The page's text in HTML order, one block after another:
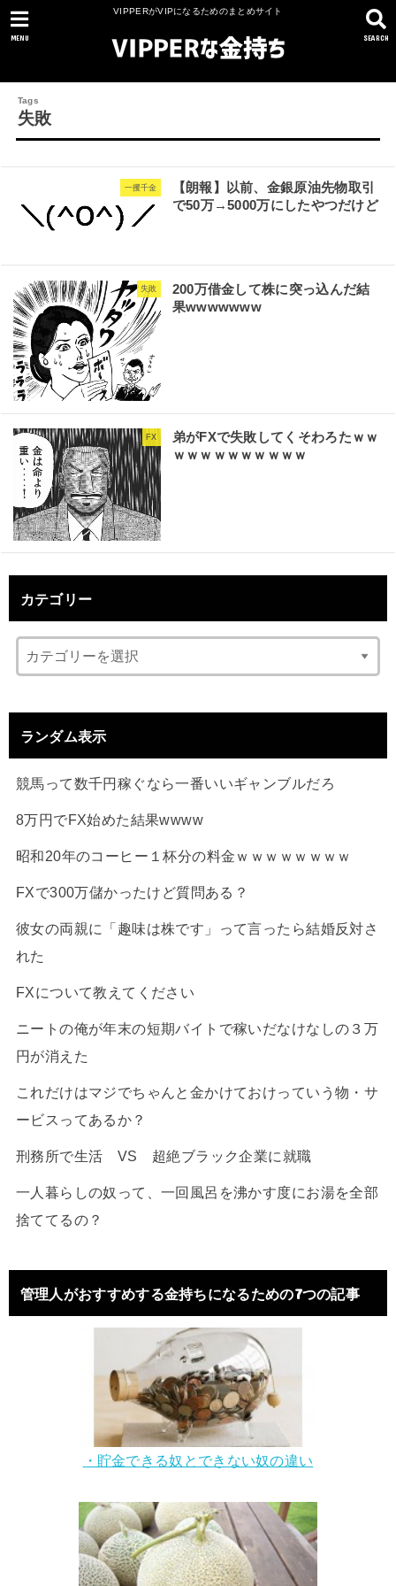
VIPPERがVIPになるためのまとめサイト
SEARCH
MENU
失敗
一攫千金
【朗報】以前、金銀原油先物取引
で50万→5000万にしたやつだけど
失敗
200万借金して株に突っ込んだ結
果wwwwwww
FX
弟がFXで失敗してくそわろたｗｗ
ｗｗｗｗｗｗｗｗｗｗ
カテゴリー
ランダム表示
競馬って数千円稼ぐなら一番いいギャンブルだろ
8万円でFX始めた結果wwww
昭和20年のコーヒー１杯分の料金ｗｗｗｗｗｗｗｗ
FXで300万儲かったけど質問ある？
彼女の両親に「趣味は株です」って言ったら結婚反対さ
れた
FXについて教えてください
ニートの俺が年末の短期バイトで稼いだなけなしの３万
円が消えた
これだけはマジでちゃんと金かけておけっていう物・サ
ービスってあるか？
刑務所で生活 VS 超絶ブラック企業に就職
一人暮らしの奴って、一回風呂を沸かす度にお湯を全部
捨ててるの？
管理人がおすすめする金持ちになるための7つの記事
・貯金できる奴とできない奴の違い